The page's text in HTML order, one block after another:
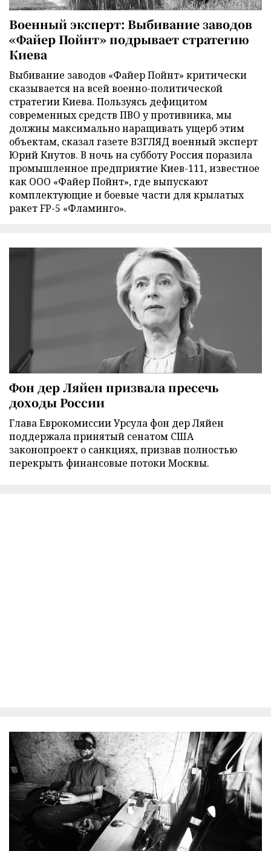
Военный эксперт: Выбивание заводов
«Файер Пойнт» подрывает стратегию
Киева
Выбивание заводов «Файер Пойнт» критически
сказывается на всей военно-политической
стратегии Киева. Пользуясь дефицитом
современных средств ПВО у противника, мы
должны максимально наращивать ущерб этим
объектам, сказал газете ВЗГЛЯД военный эксперт
Юрий Кнутов. В ночь на субботу Россия поразила
промышленное предприятие Киев-111, известное
как ООО «Файер Пойнт», где выпускают
комплектующие и боевые части для крылатых
ракет FP-5 «Фламинго».
Фон дер Ляйен призвала пресечь
доходы России
Глава Еврокомиссии Урсула фон дер Ляйен
поддержала принятый сенатом США
законопроект о санкциях, призвав полностью
перекрыть финансовые потоки Москвы.